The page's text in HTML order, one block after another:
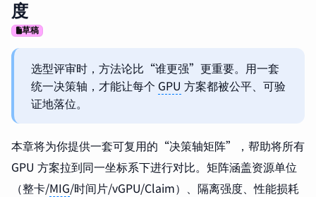
度
草稿
选型评审时，方法论比“谁更强”更重要。用一套
统一决策轴，才能让每个 GPU 方案都被公平、可验
证地落位。
本章将为你提供一套可复用的“决策轴矩阵”，帮助将所有
GPU 方案拉到同一坐标系下进行对比。矩阵涵盖资源单位
（整卡/MIG/时间片/vGPU/Claim）、隔离强度、性能损耗